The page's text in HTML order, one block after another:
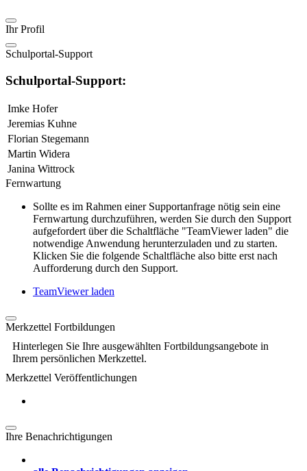
Ihr Profil
Schulportal-Support
Schulportal-Support:
Imke Hofer
Jeremias Kuhne
Florian Stegemann
Martin Widera
Janina Wittrock
Fernwartung
Sollte es im Rahmen einer Supportanfrage nötig sein eine
Fernwartung durchzuführen, werden Sie durch den Support
aufgefordert über die Schaltfläche "TeamViewer laden" die
notwendige Anwendung herunterzuladen und zu starten.
Klicken Sie die folgende Schaltfläche also bitte erst nach
Aufforderung durch den Support.
TeamViewer laden
Merkzettel Fortbildungen
Hinterlegen Sie Ihre ausgewählten Fortbildungsangebote in
Ihrem persönlichen Merkzettel.
Merkzettel Veröffentlichungen
Ihre Benachrichtigungen